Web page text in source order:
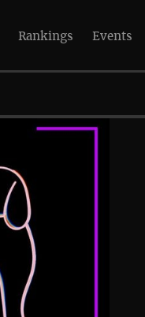
Rankings Events